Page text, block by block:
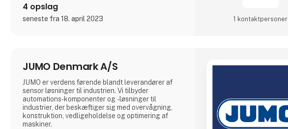
4 opslag
seneste fra 18. april 2023 1 kontakt­personer
JUMO Denmark A/S
JUMO er verdens førende blandt leverandører af
sensor løsninger til industrien. Vi tilbyder
automations-komponenter og -løsninger til
industrier, der beskæftiger sig med overvågning,
konstruktion, vedligeholdelse og optimering af
maskiner.